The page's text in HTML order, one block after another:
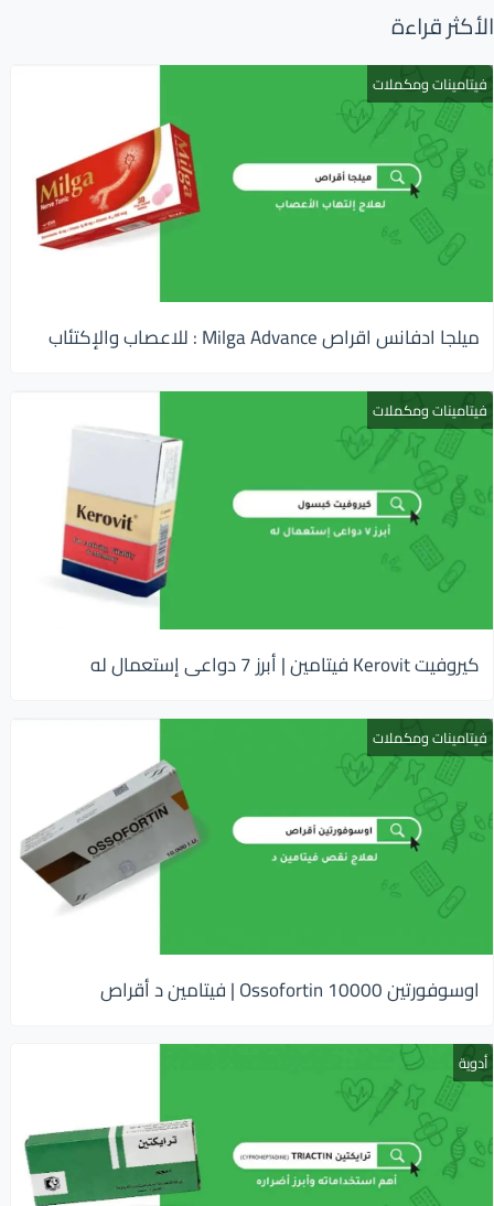
الأكثر قراءة
فيتامينات ومكملات
ميلجا ادفانس اقراص Milga Advance : للاعصاب والإكتئاب
فيتامينات ومكملات
كيروفيت Kerovit فيتامين | أبرز 7 دواعى إستعمال له
فيتامينات ومكملات
اوسوفورتين 10000 Ossofortin | فيتامين د أقراص
أدوية